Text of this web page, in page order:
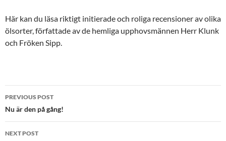
Här kan du läsa riktigt initierade och roliga recensioner av olika
ölsorter, författade av de hemliga upphovsmännen Herr Klunk
och Fröken Sipp.
Post
navigation
PREVIOUS POST
Nu är den på gång!
NEXT POST